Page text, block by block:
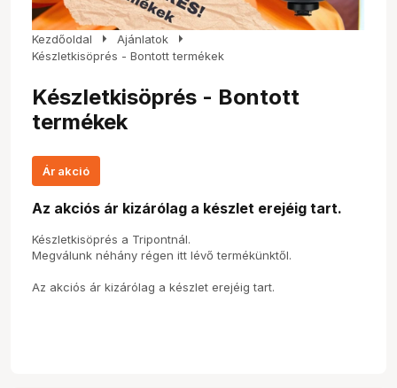
Kezdőoldal arrow_right Ajánlatok arrow_right
Készletkisöprés - Bontott termékek
Készletkisöprés - Bontott
termékek
Ár akció
Az akciós ár kizárólag a készlet erejéig tart.
Készletkisöprés a Tripontnál.
Megválunk néhány régen itt lévő termékünktől.
Az akciós ár kizárólag a készlet erejéig tart.